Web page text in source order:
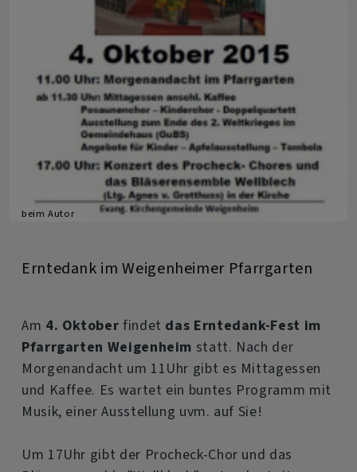
beim Autor
Erntedank im Weigenheimer Pfarrgarten
Am 4. Oktober findet das Erntedank-Fest im
Pfarrgarten Weigenheim statt. Nach der
Morgenandacht um 11Uhr gibt es Mittagessen
und Kaffee. Es wartet ein buntes Programm mit
Musik, einer Ausstellung uvm. auf Sie!
Um 17Uhr gibt der Procheck-Chor und das